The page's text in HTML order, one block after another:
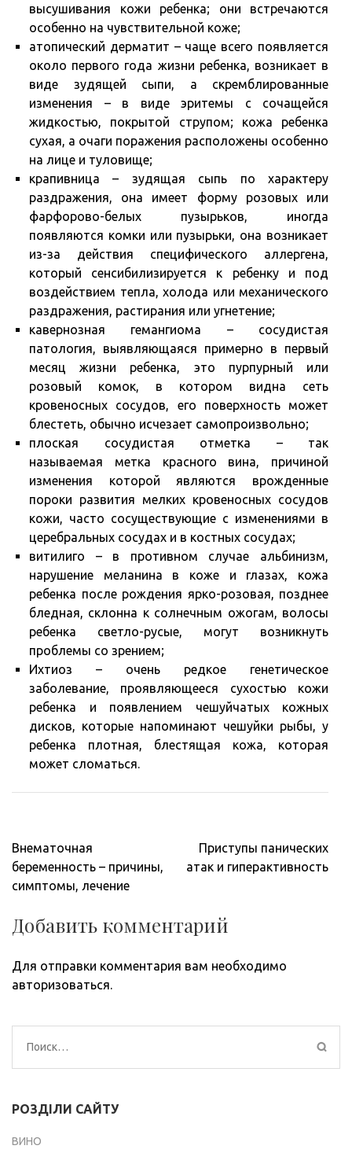
высушивания кожи ребенка; они встречаются
особенно на чувствительной коже;
атопический дерматит – чаще всего появляется
около первого года жизни ребенка, возникает в
виде зудящей сыпи, а скремблированные
изменения – в виде эритемы с сочащейся
жидкостью, покрытой струпом; кожа ребенка
сухая, а очаги поражения расположены особенно
на лице и туловище;
крапивница – зудящая сыпь по характеру
раздражения, она имеет форму розовых или
фарфорово-белых пузырьков, иногда
появляются комки или пузырьки, она возникает
из-за действия специфического аллергена,
который сенсибилизируется к ребенку и под
воздействием тепла, холода или механического
раздражения, растирания или угнетение;
кавернозная гемангиома – сосудистая
патология, выявляющаяся примерно в первый
месяц жизни ребенка, это пурпурный или
розовый комок, в котором видна сеть
кровеносных сосудов, его поверхность может
блестеть, обычно исчезает самопроизвольно;
плоская сосудистая отметка – так
называемая метка красного вина, причиной
изменения которой являются врожденные
пороки развития мелких кровеносных сосудов
кожи, часто сосуществующие с изменениями в
церебральных сосудах и в костных сосудах;
витилиго – в противном случае альбинизм,
нарушение меланина в коже и глазах, кожа
ребенка после рождения ярко-розовая, позднее
бледная, склонна к солнечным ожогам, волосы
ребенка светло-русые, могут возникнуть
проблемы со зрением;
Ихтиоз – очень редкое генетическое
заболевание, проявляющееся сухостью кожи
ребенка и появлением чешуйчатых кожных
дисков, которые напоминают чешуйки рыбы, у
ребенка плотная, блестящая кожа, которая
может сломаться.
Навигация
по
записям
Внематочная
беременность – причины,
симптомы, лечение
Приступы панических
атак и гиперактивность
Добавить комментарий
Для отправки комментария вам необходимо
авторизоваться.
Найти:
РОЗДІЛИ САЙТУ
ВИНО